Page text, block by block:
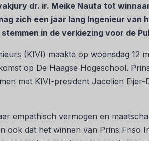
dr. ir. Meike Nauta tot
zich een jaar lang Ingenieur van
in de verkiezing voor de
(KIVI) maakte op woensdag 12
op De Haagse Hogeschool.
met KIVI-president Jacolien Eijer-
empathisch vermogen en
ook dat het winnen van Prins Friso